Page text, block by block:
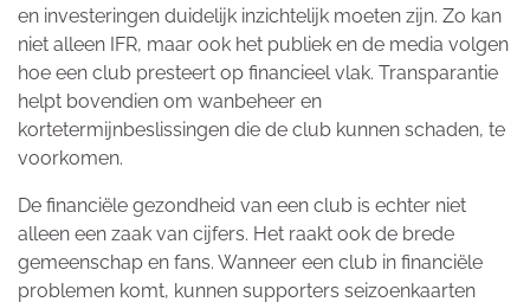
en investeringen duidelijk inzichtelijk moeten zijn. Zo kan
niet alleen IFR, maar ook het publiek en de media volgen
hoe een club presteert op financieel vlak. Transparantie
helpt bovendien om wanbeheer en
kortetermijnbeslissingen die de club kunnen schaden, te
voorkomen.
De financiële gezondheid van een club is echter niet
alleen een zaak van cijfers. Het raakt ook de brede
gemeenschap en fans. Wanneer een club in financiële
problemen komt, kunnen supporters seizoenkaarten